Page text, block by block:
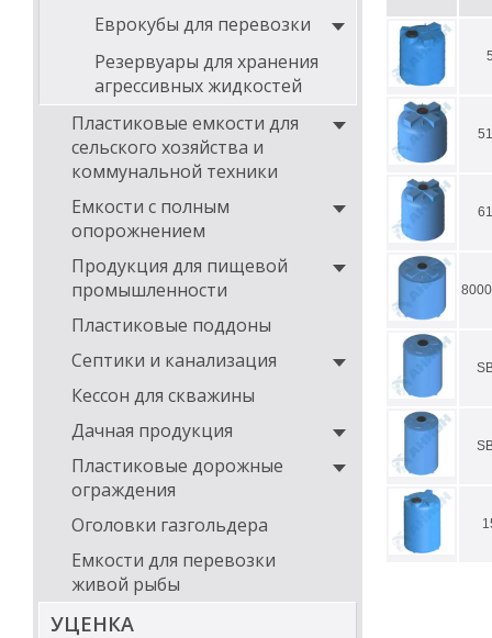
Еврокубы для перевозки
Резервуары для хранения
агрессивных жидкостей
Пластиковые емкости для
сельского хозяйства и
коммунальной техники
Емкости с полным
опорожнением
Продукция для пищевой
промышленности
Пластиковые поддоны
Септики и канализация
Кессон для скважины
Дачная продукция
Пластиковые дорожные
ограждения
Оголовки газгольдера
Емкости для перевозки
живой рыбы
УЦЕНКА
значений.
Температура
окружающую